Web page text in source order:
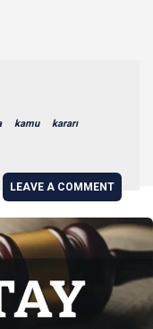
kamu kararı
LEAVE A COMMENT